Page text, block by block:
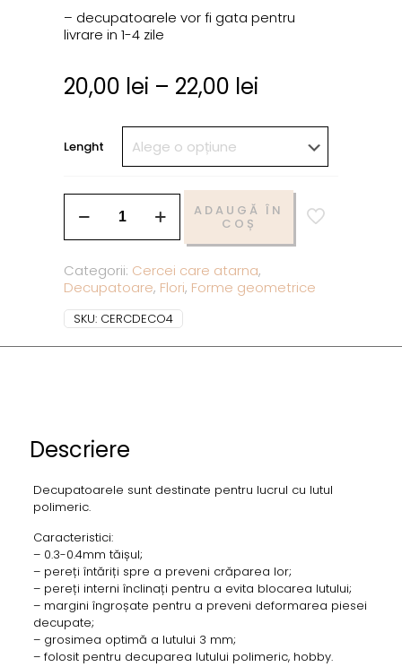
– decupatoarele vor fi gata pentru
livrare in 1-4 zile
20,00 lei – 22,00 lei
Lenght
ADAUGĂ ÎN
COȘ
Categorii: Cercei care atarna,
Decupatoare, Flori, Forme geometrice
SKU: CERCDECO4
Descriere
Decupatoarele sunt destinate pentru lucrul cu lutul
polimeric.
Caracteristici:
– 0.3-0.4mm tăișul;
– pereți întăriți spre a preveni crăparea lor;
– pereți interni înclinați pentru a evita blocarea lutului;
– margini îngroșate pentru a preveni deformarea piesei
decupate;
– grosimea optimă a lutului 3 mm;
– folosit pentru decuparea lutului polimeric, hobby.